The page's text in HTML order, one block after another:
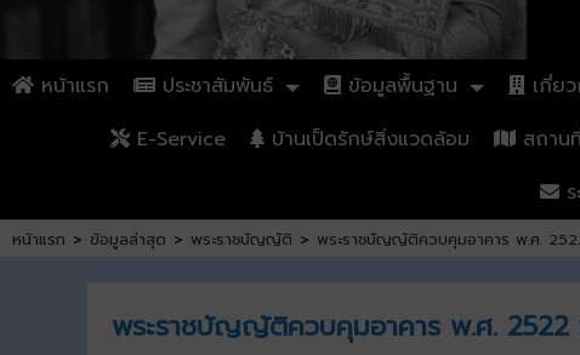
หน้าแรก ประชาสัมพันธ์ ข้อมูลพื้นฐาน เกี่ย
E-Service
บ้านเป็ดรักษ์สิ่งแวดล้อม สถาน
ร
หน้าแรก > ข้อมูลล่าสุด > พระราชบัญญัติ > พระราชบัญญัติควบคุมอาคาร พ.ศ.
พระราชบัญญัติควบคุมอาคาร พ.ศ. 2522